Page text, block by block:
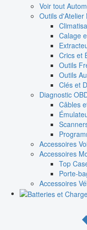
Voir tout
Outils d'Atelier
Calage
Crics et
Outils
Outils
Clés et
Diagnostic
Câbles
Accessoires
Accessoires
Top
Porte-
Accessoires